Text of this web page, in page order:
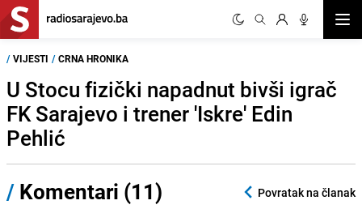
/ VIJESTI / CRNA HRONIKA
U Stocu fizički napadnut bivši igrač
FK Sarajevo i trener 'Iskre' Edin
Pehlić
/ Komentari (11) Povratak na članak